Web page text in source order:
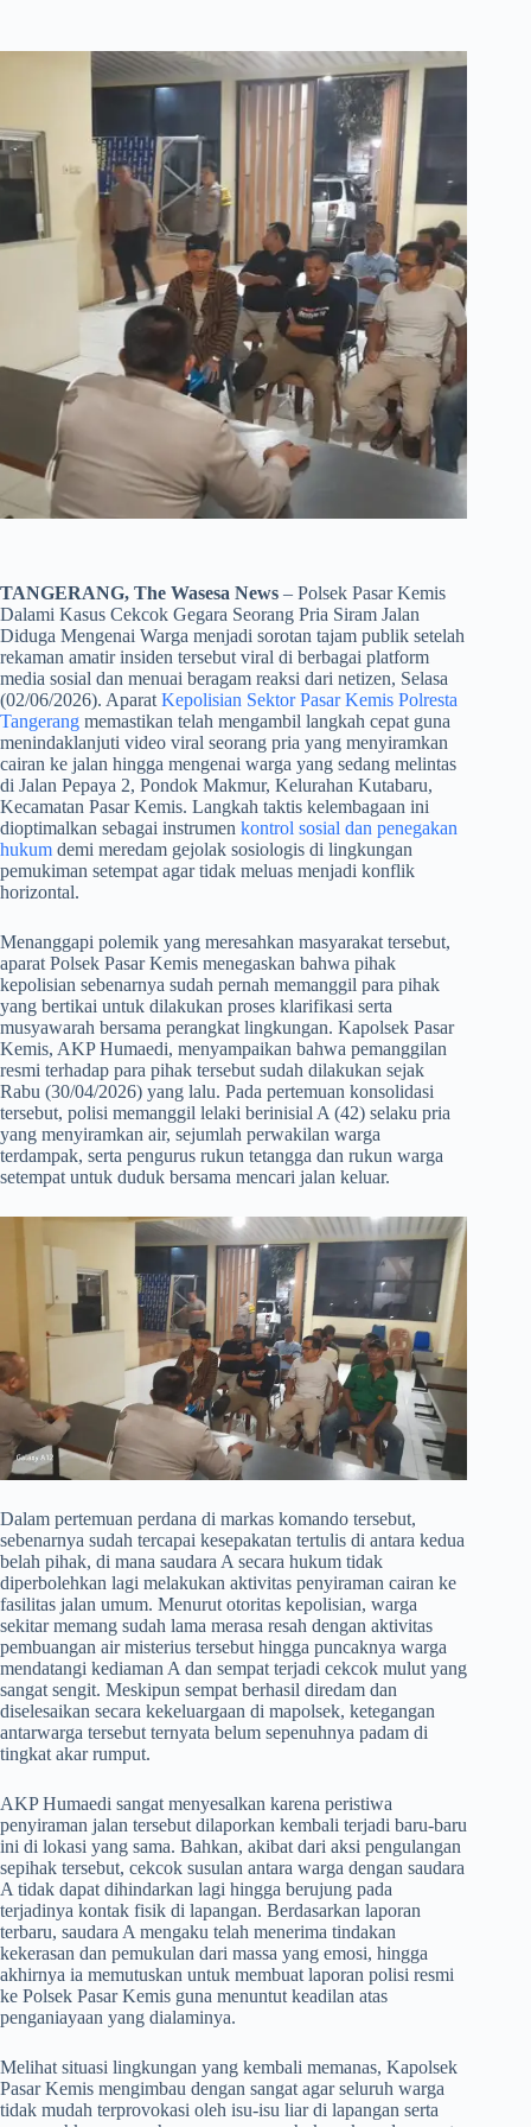
TANGERANG, The Wasesa News – Polsek Pasar Kemis
Dalami Kasus Cekcok Gegara Seorang Pria Siram Jalan
Diduga Mengenai Warga menjadi sorotan tajam publik setelah
rekaman amatir insiden tersebut viral di berbagai platform
media sosial dan menuai beragam reaksi dari netizen, Selasa
(02/06/2026). Aparat Kepolisian Sektor Pasar Kemis Polresta
Tangerang memastikan telah mengambil langkah cepat guna
menindaklanjuti video viral seorang pria yang menyiramkan
cairan ke jalan hingga mengenai warga yang sedang melintas
di Jalan Pepaya 2, Pondok Makmur, Kelurahan Kutabaru,
Kecamatan Pasar Kemis. Langkah taktis kelembagaan ini
dioptimalkan sebagai instrumen kontrol sosial dan penegakan
hukum demi meredam gejolak sosiologis di lingkungan
pemukiman setempat agar tidak meluas menjadi konflik
horizontal.
​Menanggapi polemik yang meresahkan masyarakat tersebut,
aparat Polsek Pasar Kemis menegaskan bahwa pihak
kepolisian sebenarnya sudah pernah memanggil para pihak
yang bertikai untuk dilakukan proses klarifikasi serta
musyawarah bersama perangkat lingkungan. Kapolsek Pasar
Kemis, AKP Humaedi, menyampaikan bahwa pemanggilan
resmi terhadap para pihak tersebut sudah dilakukan sejak
Rabu (30/04/2026) yang lalu. Pada pertemuan konsolidasi
tersebut, polisi memanggil lelaki berinisial A (42) selaku pria
yang menyiramkan air, sejumlah perwakilan warga
terdampak, serta pengurus rukun tetangga dan rukun warga
setempat untuk duduk bersama mencari jalan keluar.
​Dalam pertemuan perdana di markas komando tersebut,
sebenarnya sudah tercapai kesepakatan tertulis di antara kedua
belah pihak, di mana saudara A secara hukum tidak
diperbolehkan lagi melakukan aktivitas penyiraman cairan ke
fasilitas jalan umum. Menurut otoritas kepolisian, warga
sekitar memang sudah lama merasa resah dengan aktivitas
pembuangan air misterius tersebut hingga puncaknya warga
mendatangi kediaman A dan sempat terjadi cekcok mulut yang
sangat sengit. Meskipun sempat berhasil diredam dan
diselesaikan secara kekeluargaan di mapolsek, ketegangan
antarwarga tersebut ternyata belum sepenuhnya padam di
tingkat akar rumput.
​AKP Humaedi sangat menyesalkan karena peristiwa
penyiraman jalan tersebut dilaporkan kembali terjadi baru-baru
ini di lokasi yang sama. Bahkan, akibat dari aksi pengulangan
sepihak tersebut, cekcok susulan antara warga dengan saudara
A tidak dapat dihindarkan lagi hingga berujung pada
terjadinya kontak fisik di lapangan. Berdasarkan laporan
terbaru, saudara A mengaku telah menerima tindakan
kekerasan dan pemukulan dari massa yang emosi, hingga
akhirnya ia memutuskan untuk membuat laporan polisi resmi
ke Polsek Pasar Kemis guna menuntut keadilan atas
penganiayaan yang dialaminya.
​Melihat situasi lingkungan yang kembali memanas, Kapolsek
Pasar Kemis mengimbau dengan sangat agar seluruh warga
tidak mudah terprovokasi oleh isu-isu liar di lapangan serta